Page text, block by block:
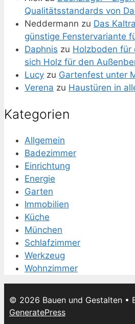
Qualitätsstandards von
Neddermann zu Das
günstige Fenstervariante
Daphnis zu Holzboden für
sich Holz für den
Lucy zu Gartenfest unter
Verena zu Haustüren in
Kategorien
Allgemein
Badezimmer
Einrichtung
Energie
Garten
Immobilien
Küche
München
Schlafzimmer
Werkzeug
Wohnzimmer
© 2026 Bauen und Gestalten •
GeneratePress